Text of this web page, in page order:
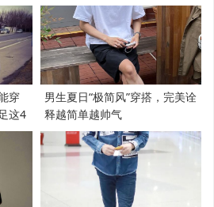
穿
这4
男生夏日“极简风”穿搭，完美诠
释越简单越帅气